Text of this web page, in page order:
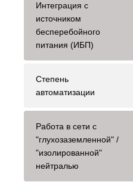
Интеграция с
источником
бесперебойного
питания (ИБП)
Степень
автоматизации
Работа в сети с
"глухозаземленной" /
"изолированной"
нейтралью